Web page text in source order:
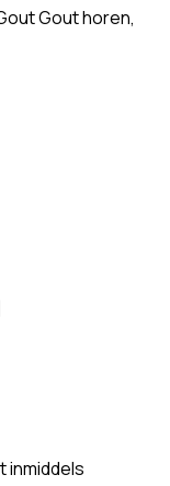
Gout horen,
inmiddels